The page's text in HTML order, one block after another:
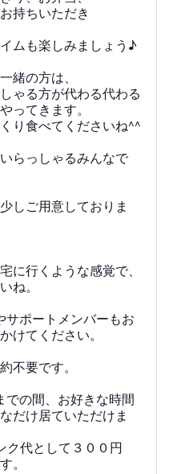
持ちいただき
ムも楽しみましょう♪
緒の方は、
ゃる方が代わる代わる
ってきます。
り食べてくださいね^^
らっしゃるみんなで
しご用意しておりま
に行くような感覚で、
ね。
サポートメンバーもお
けてください。
不要です。
の間、お好きな時間
だけ居ていただけま
ク代として３００円
。